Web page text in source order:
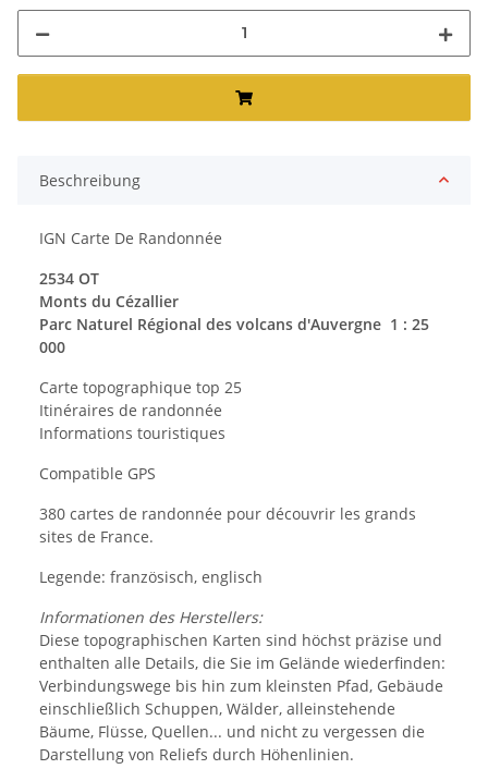
Beschreibung
IGN Carte De Randonnée
2534 OT
Monts du Cézallier
Parc Naturel Régional des volcans d'Auvergne 1 : 25
000
Carte topographique top 25
Itinéraires de randonnée
Informations touristiques
Compatible GPS
380 cartes de randonnée pour découvrir les grands
sites de France.
Legende: französisch, englisch
Informationen des Herstellers:
Diese topographischen Karten sind höchst präzise und
enthalten alle Details, die Sie im Gelände wiederfinden:
Verbindungswege bis hin zum kleinsten Pfad, Gebäude
einschließlich Schuppen, Wälder, alleinstehende
Bäume, Flüsse, Quellen... und nicht zu vergessen die
Darstellung von Reliefs durch Höhenlinien.